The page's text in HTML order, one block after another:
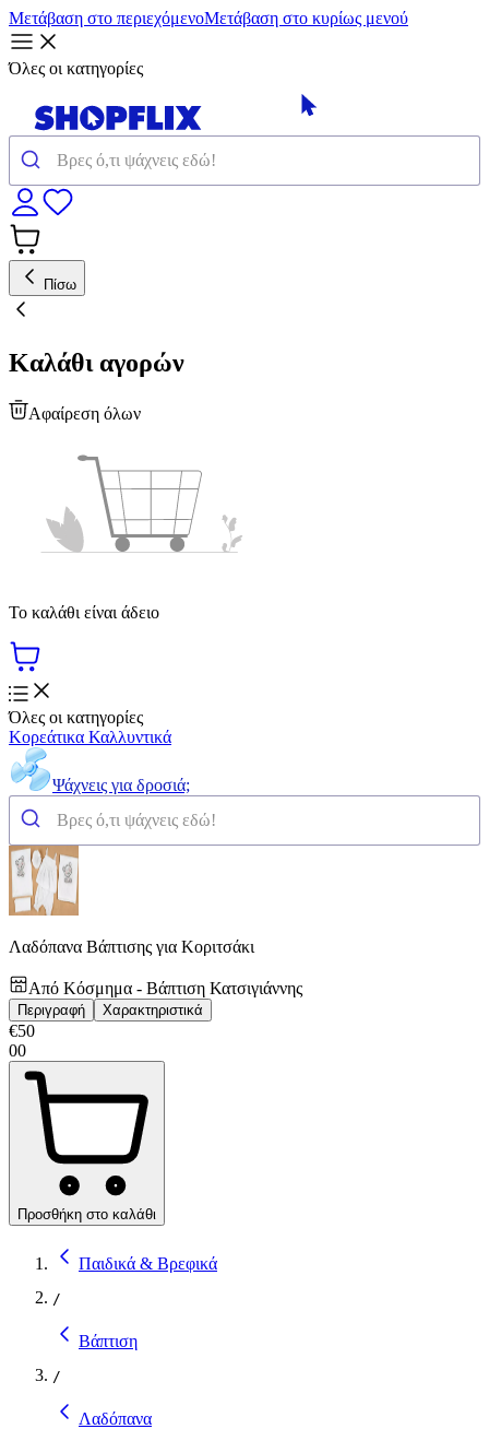
Μετάβαση στο περιεχόμενοΜετάβαση στο κυρίως μενού
Όλες οι κατηγορίες
Πίσω
Καλάθι αγορών
Αφαίρεση όλων
Το καλάθι είναι άδειο
Όλες οι κατηγορίες
Κορεάτικα Καλλυντικά
Ψάχνεις για δροσιά;
Λαδόπανα Βάπτισης για Κοριτσάκι
Από Κόσμημα - Βάπτιση Κατσιγιάννης
Περιγραφή Χαρακτηριστικά
€50
00
Προσθήκη στο καλάθι
Παιδικά & Βρεφικά
/
Βάπτιση
/
Λαδόπανα